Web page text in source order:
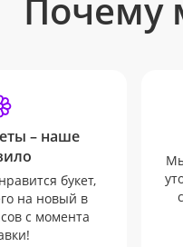
Почему
– наше
букет,
на новый в
с момента